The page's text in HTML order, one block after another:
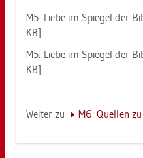
M5: Liebe im Spie­gel der
KB]
M5: Liebe im Spie­gel der
KB]
Wei­ter zu M6: Quel­len